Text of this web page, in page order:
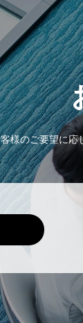
様のご要望に応